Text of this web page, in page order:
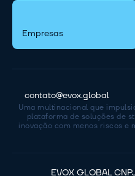
Uma multinacional que
plataforma de soluções de
inovação com menos riscos e
contato@evox.global
Empresas
EVOX GLOBAL